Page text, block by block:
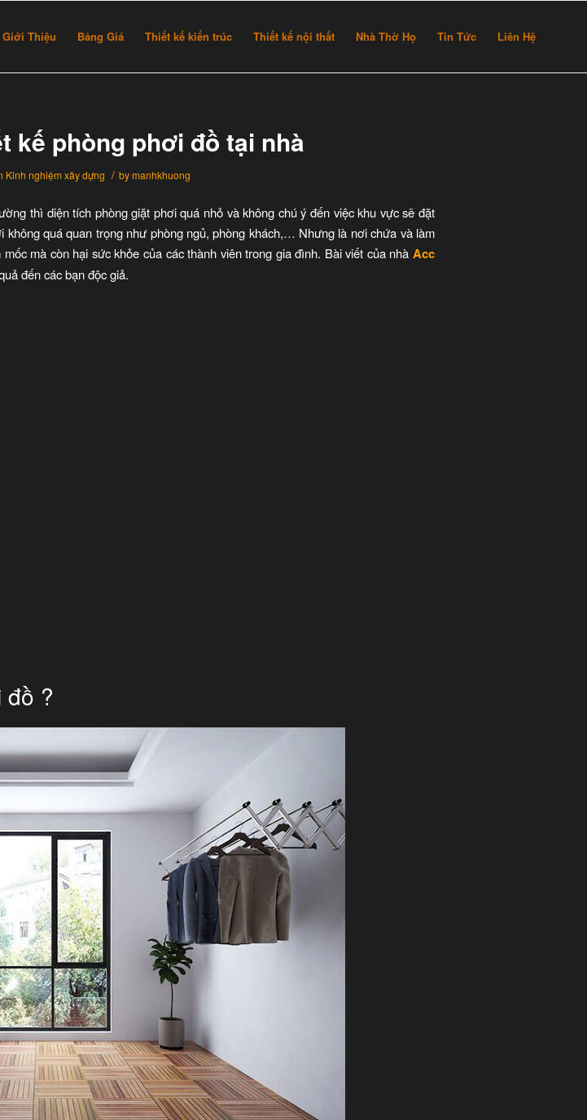
Giới Thiệu Bảng Giá Thiết kế kiến trúc Thiết kế nội thất Nhà Thờ Họ Tin Tức Liên Hệ
kế phòng phơi đồ tại nhà
Kinh nghiệm xây dựng / bymanhkhuong
thì diện tích phòng giặt phơi quá nhỏ và không chú ý đến việc khu vực sẽ đặt
không quá quan trọng như phòng ngủ, phòng khách,… Nhưng là nơi chứa và làm
mà còn hại sức khỏe của các thành viên trong gia đình. Bài viết của nhà Acc
đến các bạn độc giả.
đồ ?